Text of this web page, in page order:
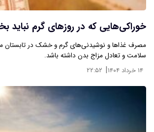
خوراکی‌هایی که در روزهای گرم نباید
مصرف غذاها و نوشیدنی‌های گرم و خشک در تابستان
سلامت و تعادل مزاج بدن داشته باشد.
۱۴ خرداد ۱۴۰۴ | ۲۲:۵۲